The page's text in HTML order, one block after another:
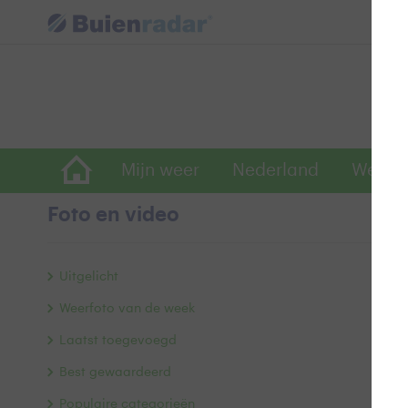
Mijn weer Nederland
Foto en video
Uitgelicht
Weerfoto van de week
Laatst toegevoegd
Best gewaardeerd
Populaire categorieën